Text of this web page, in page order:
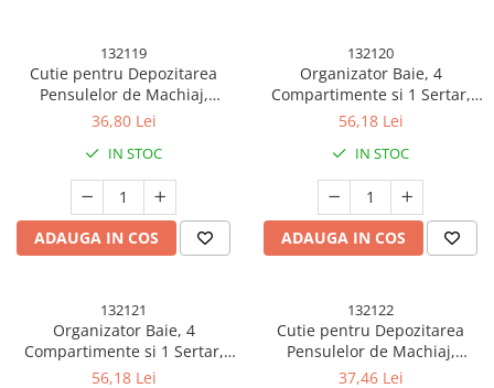
Baloane Folie
Baloane Coronita
Baloane cu Suport
Figurine si Baloane 3D
Litere
Seturi Baloane Folie
Baloane Latex
Baloane si Accesorii Absolvire
Baloane si Accesorii Halloween
132119
Cutie pentru Depozitarea
Pensulelor de Machiaj,
Rotativa, Plastic, 36 cm x 13
36,80 Lei
IN STOC
ADAUGA IN COS
132120
Organizator Baie, 4
Compartimente si 1 Sertar,
Rotire 360 Grade, din PP+PET,
56,18 Lei
IN STOC
ADAUGA IN COS
132121
Organizator Baie, 4
Compartimente si 1 Sertar,
Rotire 360 Grade, din PP+PET,
56,18 Lei
132122
Cutie pentru Depozitarea
Pensulelor de Machiaj,
Rotativa, Plastic, 36 cm x 13
37,46 Lei